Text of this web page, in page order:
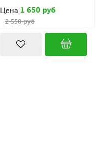
Цена 1 650 руб
2 550 руб